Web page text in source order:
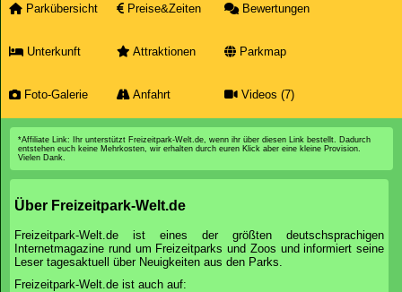
Parkübersicht Preise&Zeiten Bewertungen
Unterkunft Attraktionen Parkmap
Foto-Galerie Anfahrt Videos (7)
*Affiliate Link: Ihr unterstützt Freizeitpark-Welt.de, wenn ihr über diesen Link bestellt. Dadurch
entstehen euch keine Mehrkosten, wir erhalten durch euren Klick aber eine kleine Provision.
Vielen Dank.
Über Freizeitpark-Welt.de
Freizeitpark-Welt.de ist eines der größten deutschsprachigen
Internetmagazine rund um Freizeitparks und Zoos und informiert seine
Leser tagesaktuell über Neuigkeiten aus den Parks.
Freizeitpark-Welt.de ist auch auf: